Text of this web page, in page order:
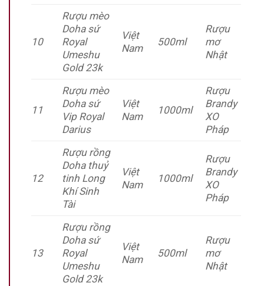
10
Rượu mèo
Doha sứ
Royal
Umeshu
Gold 23k
Việt
Nam
500ml
Rượu
mơ
Nhật
11
Rượu mèo
Doha sứ
Vip Royal
Darius
Việt
Nam
1000ml
Rượu
Brandy
XO
Pháp
12
Rượu rồng
Doha thuỷ
tinh Long
Khí Sinh
Tài
Việt
Nam
1000ml
Rượu
Brandy
XO
Pháp
13
Rượu rồng
Doha sứ
Royal
Umeshu
Gold 23k
Việt
Nam
500ml
Rượu
mơ
Nhật